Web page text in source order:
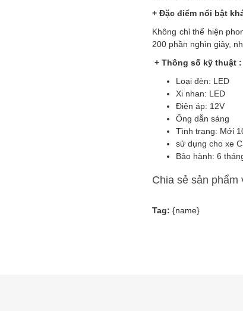
+ Đặc điểm nổi bật
Không chỉ thể hiện
200 phần nghìn giây,
+ Thông số kỹ thuật :
Loại đèn: LED
Xi nhan: LED
Điện áp: 12V
Ống dẫn sáng
Tình trạng: Mới
sử dụng cho xe
Bảo hành: 6
Chia sẻ sản
Tag: {name}